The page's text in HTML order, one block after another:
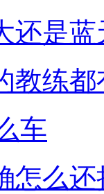
还是
教练都
车
怎么还